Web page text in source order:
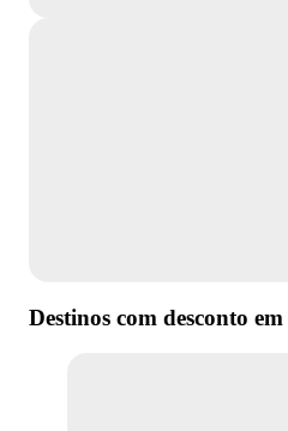
Destinos com desconto em